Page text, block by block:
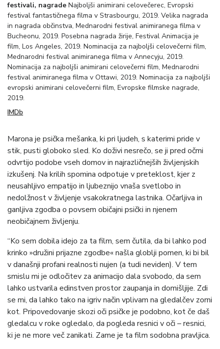
festivali, nagrade Najboljši animirani celovečerec, Evropski
festival fantastičnega filma v Strasbourgu, 2019. Velika nagrada
in nagrada občinstva, Mednarodni festival animiranega filma v
Bucheonu, 2019. Posebna nagrada žirije, Festival Animacija je
film, Los Angeles, 2019. Nominacija za najboljši celovečerni film,
Mednarodni festival animiranega filma v Annecyju, 2019.
Nominacija za najboljši animirani celovečerni film, Mednarodni
festival animiranega filma v Ottawi, 2019. Nominacija za najboljši
evropski animirani celovečerni film, Evropske filmske nagrade,
2019.
IMDb
Marona je psička mešanka, ki pri ljudeh, s katerimi pride v
stik, pusti globoko sled. Ko doživi nesrečo, se ji pred očmi
odvrtijo podobe vseh domov in najrazličnejših življenjskih
izkušenj. Na krilih spomina odpotuje v preteklost, kjer z
neusahljivo empatijo in ljubeznijo vnaša svetlobo in
nedolžnost v življenje vsakokratnega lastnika. Očarljiva in
ganljiva zgodba o povsem običajni psički in njenem
neobičajnem življenju.
“Ko sem dobila idejo za ta film, sem čutila, da bi lahko pod
krinko »družini prijazne zgodbe« našla globlji pomen, ki bi bil
v današnji profani realnosti nujen (a tudi neviden). V tem
smislu mi je odločitev za animacijo dala svobodo, da sem
lahko ustvarila edinstven prostor zaupanja in domišljije. Zdi
se mi, da lahko tako na igriv način vplivam na gledalčev zorni
kot. Pripovedovanje skozi oči psičke je podobno, kot če daš
gledalcu v roke ogledalo, da pogleda resnici v oči – resnici,
ki je ne more več zanikati. Zame je ta film sodobna pravljica.